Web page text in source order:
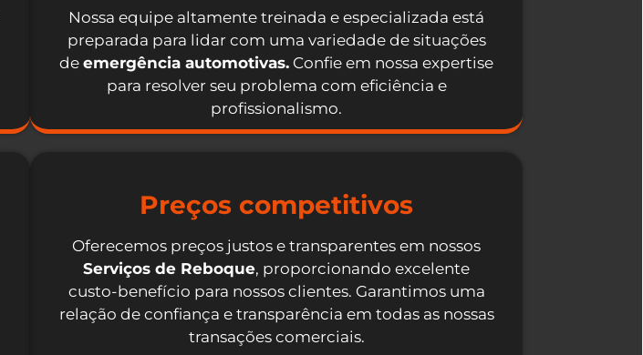
Nossa equipe altamente treinada e especializada está
preparada para lidar com uma variedade de situações
de emergência automotivas. Confie em nossa expertise
para resolver seu problema com eficiência e
profissionalismo.
Preços competitivos
Oferecemos preços justos e transparentes em nossos
Serviços de Reboque, proporcionando excelente
custo-benefício para nossos clientes. Garantimos uma
relação de confiança e transparência em todas as nossas
transações comerciais.